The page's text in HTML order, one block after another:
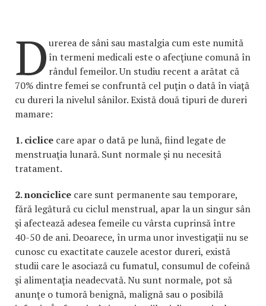
Durerea de sâni sau mastalgia cum este numită
în termeni medicali este o afecţiune comună în
rândul femeilor. Un studiu recent a arătat că
70% dintre femei se confruntă cel puţin o dată în viaţă
cu dureri la nivelul sânilor. Există două tipuri de dureri
mamare:
1. ciclice care apar o dată pe lună, fiind legate de
menstruaţia lunară. Sunt normale şi nu necesită
tratament.
2. nonciclice care sunt permanente sau temporare,
fără legătură cu ciclul menstrual, apar la un singur sân
şi afectează adesea femeile cu vârsta cuprinsă între
40-50 de ani. Deoarece, în urma unor investigaţii nu se
cunosc cu exactitate cauzele acestor dureri, există
studii care le asociază cu fumatul, consumul de cofeină
şi alimentaţia neadecvată. Nu sunt normale, pot să
anunţe o tumoră benignă, malignă sau o posibilă